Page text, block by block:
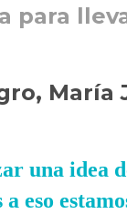
para
María
una idea
eso